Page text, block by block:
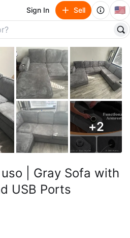
Sign In Sell 🇺🇸
+2
| Gray Sofa with
USB Ports